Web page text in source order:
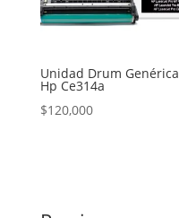
Unidad Drum Genérica
Hp Ce314a
$120,000